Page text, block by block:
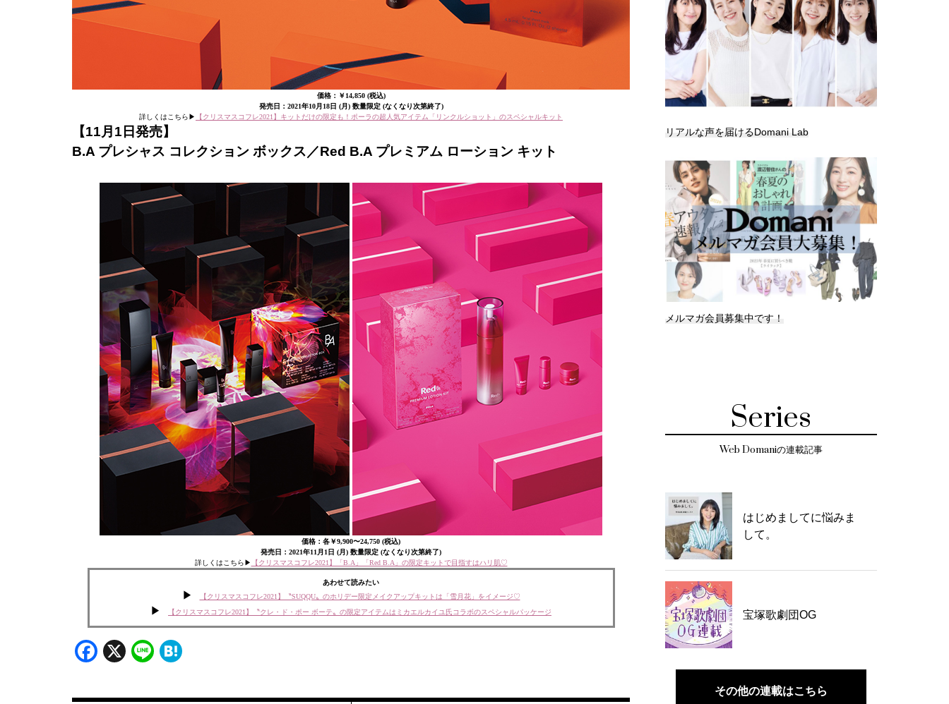
価格：￥14,850 (税込)
発売日：2021年10月18日 (月) 数量限定 (なくなり次第終了)
詳しくはこちら▶︎
【クリスマスコフレ2021】キットだけの限定も！ポーラの超人気アイテム「リンクルショット」のスペシャルキット
【11月1日発売】
B.A プレシャス コレクション ボックス／Red B.A プレミアム ローション キット
価格：各￥9,900〜24,750 (税込)
発売日：2021年11月1日 (月) 数量限定 (なくなり次第終了)
詳しくはこちら▶︎
【クリスマスコフレ2021】「B.A」「Red B.A」の限定キットで目指すはハリ肌♡
あわせて読みたい
【クリスマスコフレ2021】〝SUQQU〟のホリデー限定メイクアップキットは「雪月花」をイメージ♡
【クリスマスコフレ2021】〝クレ・ド・ポー ボーテ〟の限定アイテムはミカエルカイユ氏コラボのスペシャルパッケージ
Facebook
X Line
リアルな声を届けるDomani Lab
メルマガ会員募集中です！
Series
Web Domaniの連載記事
はじめましてに悩みま
して。
宝塚歌劇団OG
その他の連載はこちら